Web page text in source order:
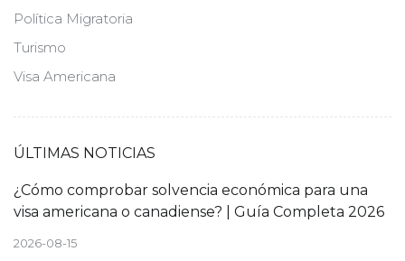
Política Migratoria
Turismo
Visa Americana
ÚLTIMAS NOTICIAS
¿Cómo comprobar solvencia económica para una
visa americana o canadiense? | Guía Completa 2026
2026-08-15